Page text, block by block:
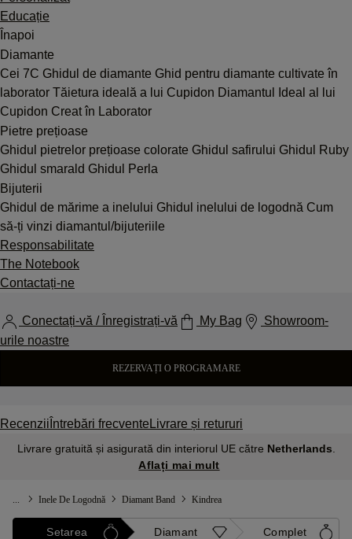
Educație
Înapoi
Diamante
Cei 7C Ghidul de diamante Ghid pentru diamante cultivate în
laborator Tăietura ideală a lui Cupidon Diamantul Ideal al lui
Cupidon Creat în Laborator
Pietre prețioase
Ghidul pietrelor prețioase colorate Ghidul safirului Ghidul Ruby
Ghidul smarald Ghidul Perla
Bijuterii
Ghidul de mărime a inelului Ghidul inelului de logodnă Cum
să-ți vinzi diamantul/bijuteriile
Responsabilitate
The Notebook
Contactați-ne
Conectați-vă / Înregistrați-vă My Bag
Showroom-
urile noastre
REZERVAȚI O PROGRAMARE
Recenzii Întrebări frecvente Livrare și retururi
Livrare gratuită și asigurată din interiorul UE către Netherlands
Aflați mai mult
Inele De Logodnă Diamant Band Kindrea
Setarea Diamant Complet